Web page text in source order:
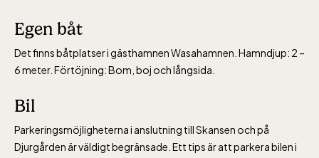
Egen båt
Det finns båtplatser i gästhamnen Wasahamnen. Hamndjup: 2 –
6 meter. Förtöjning: Bom, boj och långsida.
Bil
Parkeringsmöjligheterna i anslutning till Skansen och på
Djurgården är väldigt begränsade. Ett tips är att parkera bilen i
10-16
Baltic Sea Science Center inkluderad i
entrén